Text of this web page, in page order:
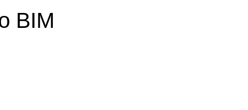
BIM